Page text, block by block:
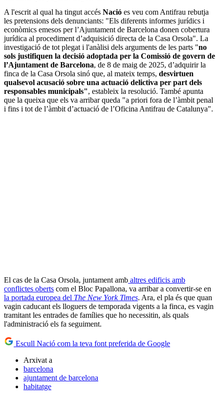
A l'escrit al qual ha tingut accés Nació es veu com Antifrau rebutja
les pretensions dels denunciants: "Els diferents informes jurídics i
econòmics emesos per l’Ajuntament de Barcelona donen cobertura
jurídica al procediment d’adquisició directa de la Casa Orsola". La
investigació de tot plegat i l'anàlisi dels arguments de les parts "no
sols justifiquen la decisió adoptada per la Comissió de govern de
l’Ajuntament de Barcelona, de 8 de maig de 2025, d’adquirir la
finca de la Casa Orsola sinó que, al mateix temps, desvirtuen
qualsevol acusació sobre una actuació delictiva per part dels
responsables municipals", estableix la resolució. També apunta
que la queixa que els va arribar queda "a priori fora de l’àmbit penal
i fins i tot de l’àmbit d’actuació de l’Oficina Antifrau de Catalunya".
El cas de la Casa Orsola, juntament amb altres edificis amb
conflictes oberts com el Bloc Papallona, va arribar a convertir-se en
la portada europea del The New York Times. Ara, el pla és que quan
vagin caducant els lloguers de temporada vigents a la finca, es vagin
tramitant les entrades de famílies que ho necessitin, als quals
l'administració els fa seguiment.
Escull Nació com la teva font preferida de Google
Arxivat a
barcelona
ajuntament de barcelona
habitatge